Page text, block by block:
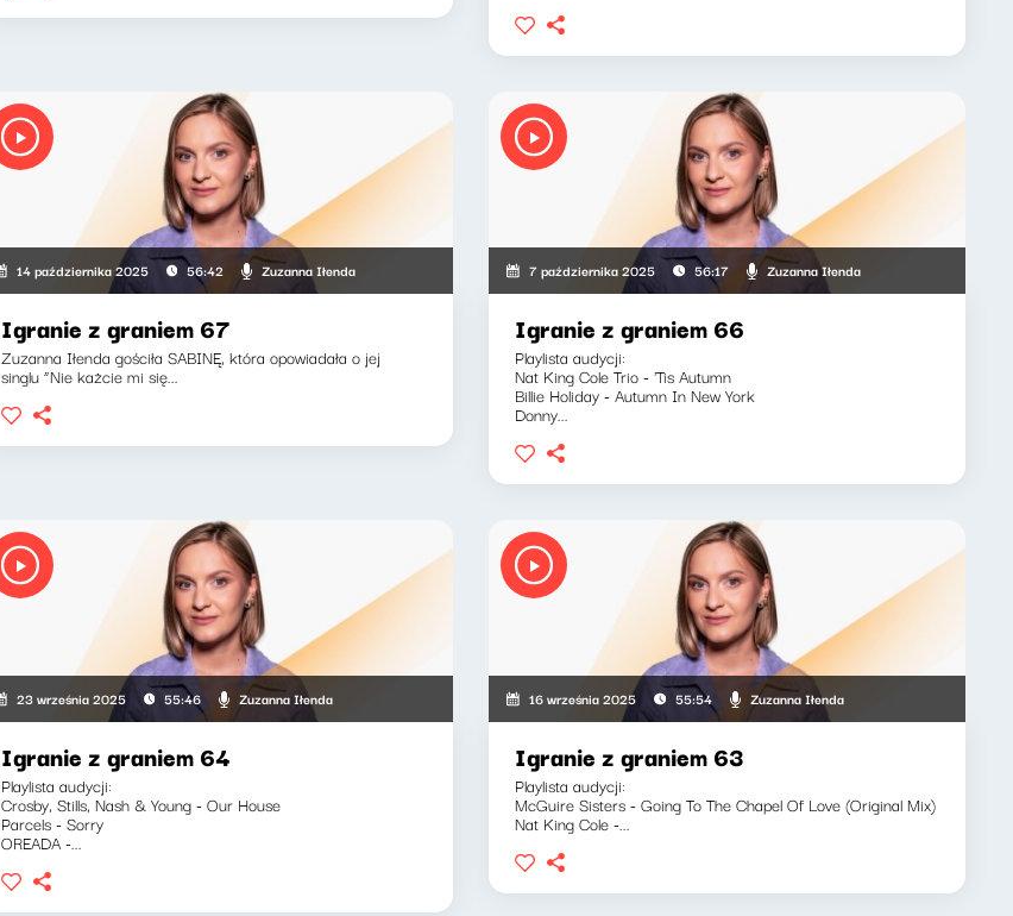
14 października 2025 56:42 Zuzanna Iłenda
Igranie z graniem 67
Zuzanna Iłenda gościła SABINĘ, która opowiadała o jej
singlu “Nie każcie mi się...
7 października 2025 56:17 Zuzanna Iłenda
Igranie z graniem 66
Playlista audycji:
Nat King Cole Trio - 'Tis Autumn
Billie Holiday - Autumn In New York
Donny...
23 września 2025 55:46 Zuzanna Iłenda
Igranie z graniem 64
Playlista audycji:
Crosby, Stills, Nash & Young - Our House
Parcels - Sorry
OREADA -...
16 września 2025 55:54 Zuzanna Iłenda
Igranie z graniem 63
Playlista audycji:
McGuire Sisters - Going To The Chapel Of Love (Original Mix)
Nat King Cole -...